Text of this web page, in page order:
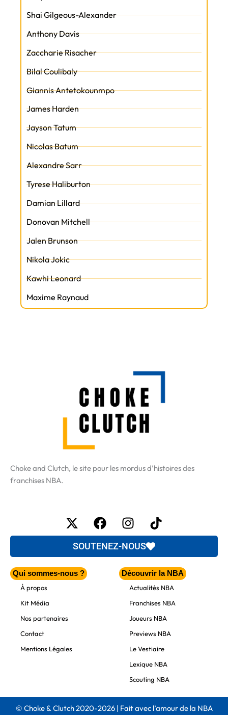
Shai Gilgeous-Alexander
Anthony Davis
Zaccharie Risacher
Bilal Coulibaly
Giannis Antetokounmpo
James Harden
Jayson Tatum
Nicolas Batum
Alexandre Sarr
Tyrese Haliburton
Damian Lillard
Donovan Mitchell
Jalen Brunson
Nikola Jokic
Kawhi Leonard
Maxime Raynaud
Choke and Clutch, le site pour les mordus d’histoires des
franchises NBA.
X-
twitter
FacebookInstagram
Tiktok
SOUTENEZ-NOUS
Qui sommes-nous ?
À propos
Kit Média
Nos partenaires
Contact
Mentions Légales
Découvrir la NBA
Actualités NBA
Franchises NBA
Joueurs NBA
Previews NBA
Le Vestiaire
Lexique NBA
Scouting NBA
© Choke & Clutch 2020-2026 | Fait avec l’amour de la NBA